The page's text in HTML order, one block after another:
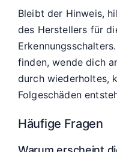
Bleibt der Hinweis,
des Herstellers für
finden, wende dich
durch wiederholtes,
Folgeschäden
Häufige Fragen